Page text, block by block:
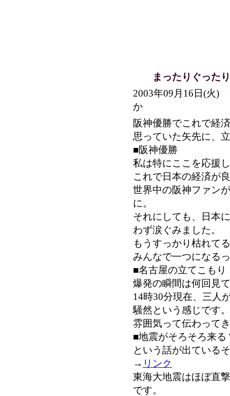
まったりぐったり
2003年09月16日(火)
か
阪神優勝でこれで経
思っていた矢先に、
■阪神優勝
私は特にここを応援
これで日本の経済が
世界中の阪神ファン
に。
それにしても、日本
わず涙ぐみました。
もうすっかり枯れて
みんなで一つになる
■名古屋の立てこも
爆発の瞬間は何回見
14時30分現在、三人
騒然という感じです
雰囲気って伝わって
■地震がそろそろ来る
という話が出ている
→ リンク
東海大地震はほぼ直
です。